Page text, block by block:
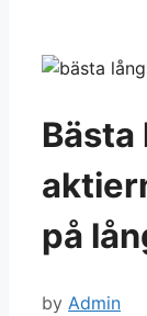
på
by Admin